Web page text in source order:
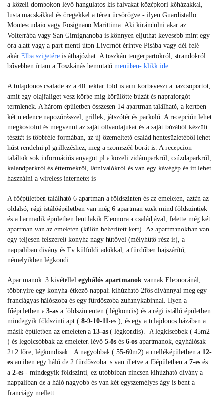
a közeli dombokon lévő hangulatos kis falvakat középkori kőházakkal,
lusta macskákkal és öregekkel a téren ücsörögve - ilyen Guardistallo,
Montescudaio vagy Rosignano Marittima. Aki kirándulni akar az
Volterrába vagy San Gimignanoba is könnyen eljuthat kevesebb mint egy
óra alatt vagy a part menti úton Livornót érintve Pisába vagy dél felé
akár Elba szigetére is áthajózhat. A toszkán tengerpartokról, strandokról
bővebben írtam a Toszkánás bemutató menüben- klikk ide.
A tulajdonos családé az a 40 hektár föld is ami körbeveszi a házcsoportot,
amit egy olajfaliget vesz körbe míg körülötte búzát és napraforgót
termlenek. A három épületben összesen 14 apartman található, a kertben
két medence napozórésszel, grillek, játszótér és parkoló. A recepción lehet
megkostolni és megvenni az saját olivaolajukat és a saját búzából készült
tésztát is többféle formában, az új özemeltető család hentesüzletéből lehet
húst rendelni pl grillezéshez, meg a szomszéd borát is. A recepcion
találtok sok információs anyagot pl a közeli vidámparkról, csúzdaparkról,
kalandparkról és éttermekről, látnivalókról és van egy kávégép és itt lehet
használni a wireless internetet is
A főépületben található 6 apartman a földszinten és az emeleten, aztán az
oldalsó, régi istálóépületben van még 6 apartman ezek mind földszintiek
és a harmadik épületben lent lakik Eleonora a családjával, felette még két
apartman van az emeleten (külön bekerített kert). Az apartmanokban van
egy teljesen felszerelt konyha nagy hűtővel (mélyhűtő rész is), a
nappaliban dívány és Tv külföldi adókkal, a fürdőben hajszárító,
némelyikben légkondi.
Apartmanok: 3 kivétellel egyhálós apartmanok vannak Eleonoránál,
többnyire egy konyha-étkező-nappali kihúzható 2fős dívánnyal meg egy
franciágyas hálószoba és egy fürdőszoba zuhanykabinnal. Ilyen a
főépületben a 3-as a földszintenten ( légkondis) és a régi istálló épületben
mindegyik földszinti apt ( 8-9-10-11-es ), és egy a tulajdonos házában a
másik épületben az emeleten a 13-as ( légkondis). A legkisebbek ( 45m2
) és legolcsóbbak az emeleten lévő 5-ös és 6-os apartmanok, egyhálósak
2+2 főre, légkondisak . A nagyobbak ( 55-60m2) a melléképületben a 12-
es amiben egy háló de 2 fürdőszoba is van illetve a főépületben a 7-es és
a 2-es - mindegyik földszinti, ez utóbbiban nincsen kihúzható dívány a
nappaliban de a háló nagyobb és van két egyszemélyes ágy is bent a
franciágy mellett.